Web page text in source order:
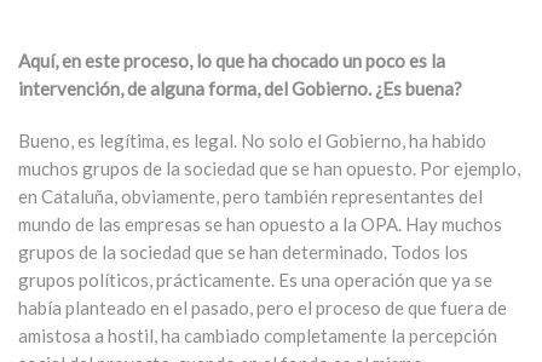
Aquí, en este proceso, lo que ha chocado un poco es la
intervención, de alguna forma, del Gobierno. ¿Es buena?
Bueno, es legítima, es legal. No solo el Gobierno, ha habido
muchos grupos de la sociedad que se han opuesto. Por ejemplo,
en Cataluña, obviamente, pero también representantes del
mundo de las empresas se han opuesto a la OPA. Hay muchos
grupos de la sociedad que se han determinado. Todos los
grupos políticos, prácticamente. Es una operación que ya se
había planteado en el pasado, pero el proceso de que fuera de
amistosa a hostil, ha cambiado completamente la percepción